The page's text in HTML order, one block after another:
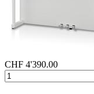
CHF 4'390.00